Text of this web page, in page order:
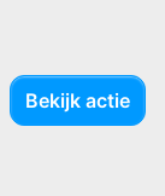
Bekijk actie